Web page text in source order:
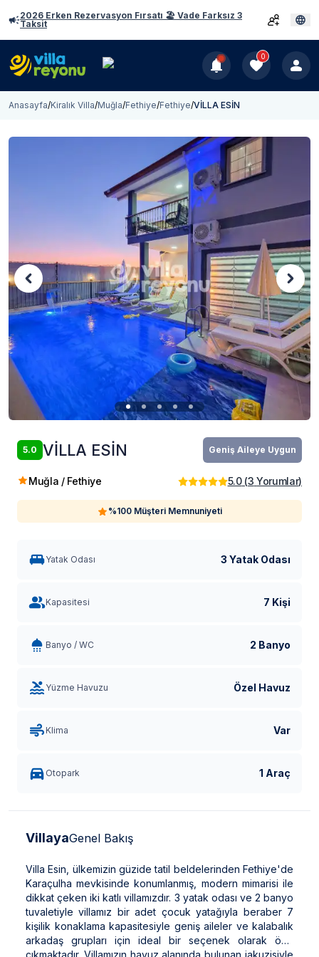
2026 Erken Rezervasyon Fırsatı 🏖️ Vade Farksız 3
Taksit
0
Anasayfa/Kiralık Villa/Muğla/Fethiye/Fethiye/VİLLA ESİN
5.0 VİLLA ESİN Geniş Aileye Uygun
Muğla / Fethiye 5.0(3 Yorumlar)
%100 Müşteri Memnuniyeti
Yatak Odası 3 Yatak Odası
Kapasitesi 7 Kişi
Banyo / WC 2 Banyo
Yüzme Havuzu Özel Havuz
Klima Var
Otopark 1 Araç
VillayaGenel Bakış
Villa Esin, ülkemizin güzide tatil beldelerinden Fethiye'de
Karaçulha mevkisinde konumlanmış, modern mimarisi ile
dikkat çeken iki katlı villamızdır. 3 yatak odası ve 2 banyo
tuvaletiyle villamız bir adet çocuk yatağıyla beraber 7
kişilik konaklama kapasitesiyle geniş aileler ve kalabalık
arkadaş grupları için ideal bir seçenek olarak öne
çıkmaktadır. Villamızın havuz alanında bulunan jakuzisiyle